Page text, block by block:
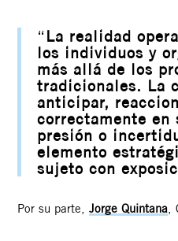
“La realidad
los individuos y
más allá de los
tradicionales. La
anticipar,
correctamente en
presión o
elemento
sujeto con
Por su parte,Jorge Quintana